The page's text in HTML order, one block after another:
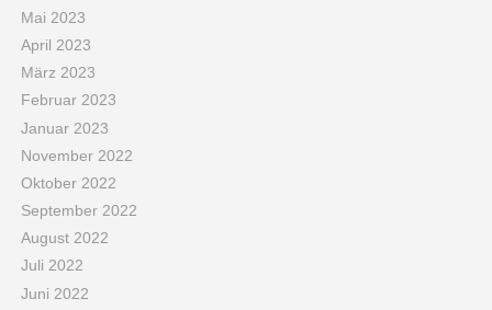
Mai 2023
April 2023
März 2023
Februar 2023
Januar 2023
November 2022
Oktober 2022
September 2022
August 2022
Juli 2022
Juni 2022